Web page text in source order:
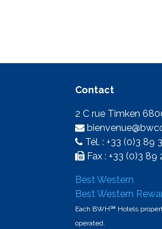
Contact
2 C rue Timken
Tél. : +33 (0)3 89
Fax : +33 (0)3 89
Best Western
Best Western
Each BWH℠ Hotels
operated.